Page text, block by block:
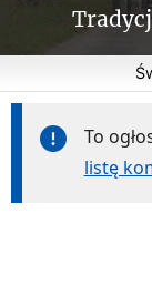
To
listę